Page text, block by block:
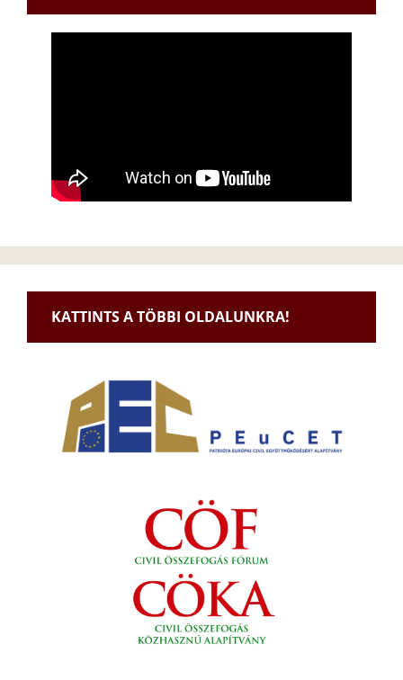
KATTINTS A TÖBBI OLDALUNKRA!